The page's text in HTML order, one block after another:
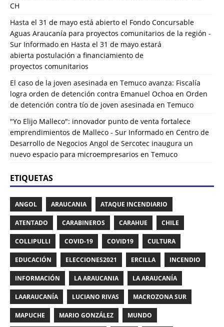
CH
Hasta el 31 de mayo está abierto el Fondo Concursable
Aguas Araucanía para proyectos comunitarios de la región -
Sur Informado en Hasta el 31 de mayo estará
abierta postulación a financiamiento de
proyectos comunitarios
El caso de la joven asesinada en Temuco avanza: Fiscalía
logra orden de detención contra Emanuel Ochoa en Orden
de detención contra tío de joven asesinada en Temuco
"Yo Elijo Malleco": innovador punto de venta fortalece
emprendimientos de Malleco - Sur Informado en Centro de
Desarrollo de Negocios Angol de Sercotec inaugura un
nuevo espacio para microempresarios en Temuco
ETIQUETAS
ANGOL ARAUCANIA ATAQUE INCENDIARIO
ATENTADO CARABINEROS CARAHUE CHILE
COLLIPULLI COVID-19 COVID19 CULTURA
EDUCACIÓN ELECCIONES2021 ERCILLA INCENDIO
INFORMACIÓN LA ARAUCANIA LA ARAUCANÍA
LAARAUCANÍA LUCIANO RIVAS MACROZONA SUR
MAPUCHE MARIO GONZÁLEZ MUNDO